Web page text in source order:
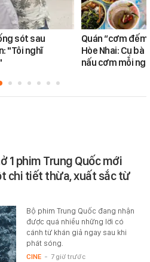
sót sau
"Tôi nghĩ
Quán “cơm
Hòe Nhai: Cụ
nấu cơm mỗi
1 phim Trung Quốc mới
chi tiết thừa, xuất sắc từ
Bộ phim Trung Quốc đang nhận
được quá nhiều những lời có
cánh từ khán giả ngay sau khi
phát sóng.
CINE - 7 giờ trước